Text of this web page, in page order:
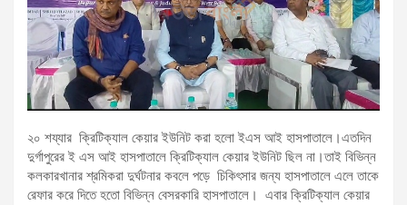
২০ শয্যার ক্রিটিক্যাল কেয়ার ইউনিট করা হলো ইএস আই হাসপাতালে।এতদিন
দুর্গাপুরের ই এস আই হাসপাতালে ক্রিটিক্যাল কেয়ার ইউনিট ছিল না।তাই বিভিন্ন
কলকারখানার শ্রমিকরা দুর্ঘটনার কবলে পড়ে চিকিৎসার জন্য হাসপাতালে এলে তাকে
রেফার করে দিতে হতো বিভিন্ন বেসরকারি হাসপাতালে। এবার ক্রিটিক্যাল কেয়ার